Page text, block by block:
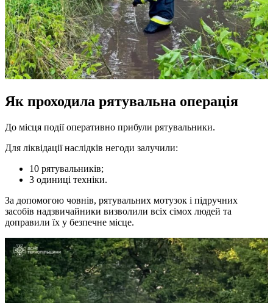
Як проходила рятувальна операція
До місця події оперативно прибули рятувальники.
Для ліквідації наслідків негоди залучили:
10 рятувальників;
3 одиниці техніки.
За допомогою човнів, рятувальних мотузок і підручних
засобів надзвичайники визволили всіх сімох людей та
доправили їх у безпечне місце.